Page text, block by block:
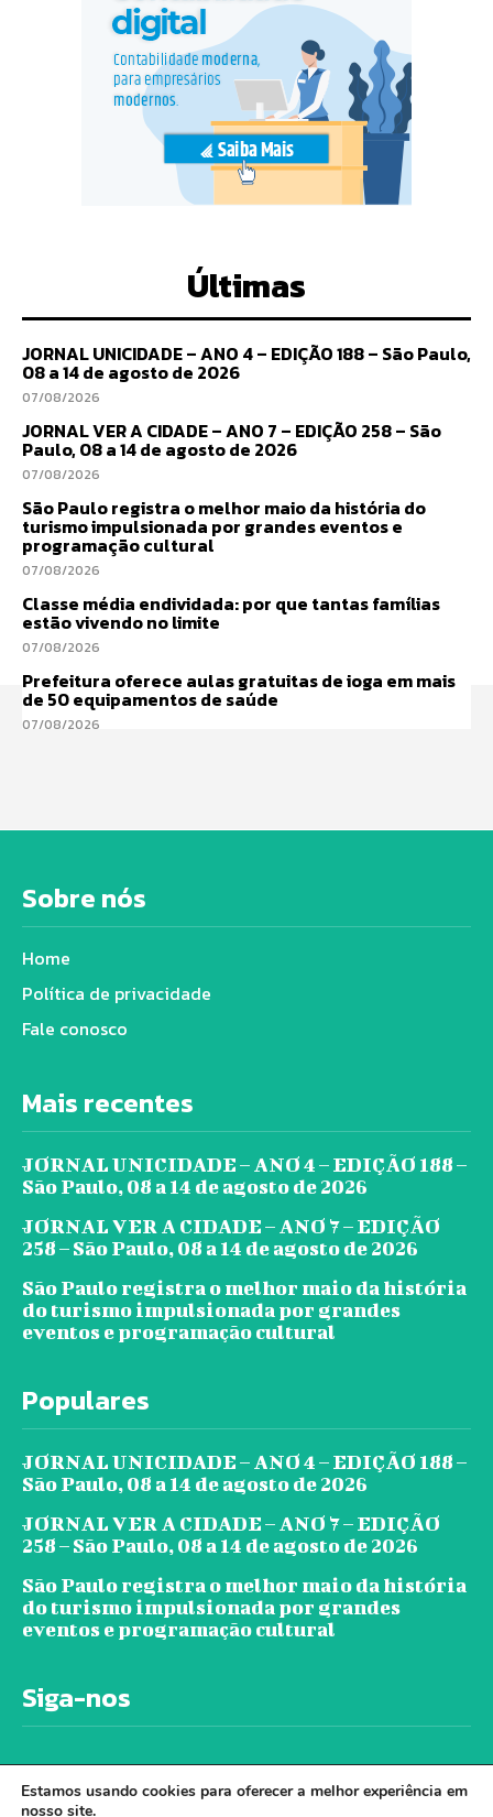
Últimas
JORNAL UNICIDADE – ANO 4 – EDIÇÃO 188 – São Paulo,
08 a 14 de agosto de 2026
07/08/2026
JORNAL VER A CIDADE – ANO 7 – EDIÇÃO 258 – São
Paulo, 08 a 14 de agosto de 2026
07/08/2026
São Paulo registra o melhor maio da história do
turismo impulsionada por grandes eventos e
programação cultural
07/08/2026
Classe média endividada: por que tantas famílias
estão vivendo no limite
07/08/2026
Prefeitura oferece aulas gratuitas de ioga em mais
de 50 equipamentos de saúde
07/08/2026
Sobre nós
Home
Política de privacidade
Fale conosco
Mais recentes
JORNAL UNICIDADE – ANO 4 – EDIÇÃO 188 –
São Paulo, 08 a 14 de agosto de 2026
JORNAL VER A CIDADE – ANO 7 – EDIÇÃO
258 – São Paulo, 08 a 14 de agosto de 2026
São Paulo registra o melhor maio da história
do turismo impulsionada por grandes
eventos e programação cultural
Populares
JORNAL UNICIDADE – ANO 4 – EDIÇÃO 188 –
São Paulo, 08 a 14 de agosto de 2026
JORNAL VER A CIDADE – ANO 7 – EDIÇÃO
258 – São Paulo, 08 a 14 de agosto de 2026
São Paulo registra o melhor maio da história
do turismo impulsionada por grandes
eventos e programação cultural
Siga-nos
Estamos usando cookies para oferecer a melhor experiência em
nosso site.